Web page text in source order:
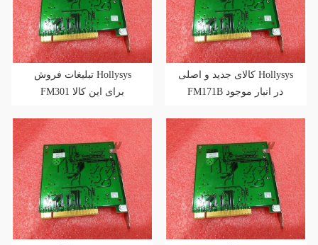
تبلیغات فروش Hollysys
FM301 برای این کالا
کالای جدید و اصلی Hollysys
FM171B در انبار موجود